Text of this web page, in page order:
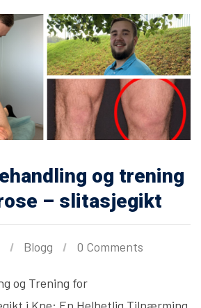
og trening
– slitasjegikt
Blogg 0 Comments
og Trening for